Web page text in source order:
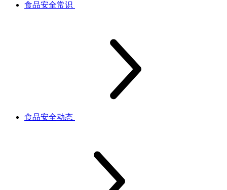
食品安全常识
食品安全动态